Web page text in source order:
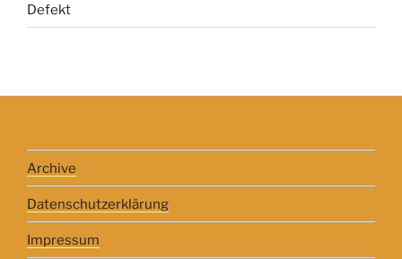
Defekt
Archive
Datenschutzerklärung
Impressum